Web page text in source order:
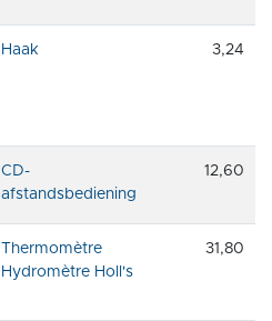
Haak 3,24
CD-
afstandsbediening
12,60
Thermomètre
Hydromètre Holl's
31,80